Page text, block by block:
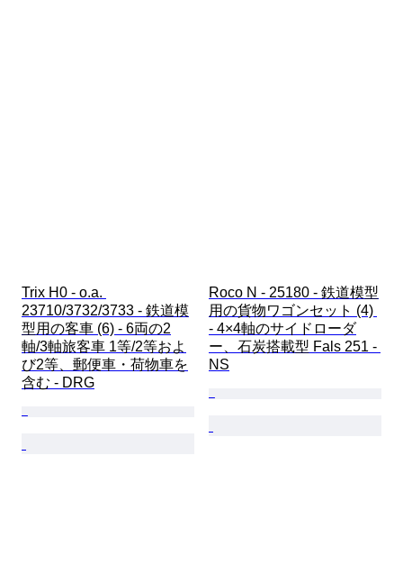
Trix H0 - o.a.
23710/3732/3733 - 鉄道模
型用の客車 (6) - 6両の2
軸/3軸旅客車 1等/2等およ
び2等、郵便車・荷物車を
含む - DRG
Roco N - 25180 - 鉄道模型
用の貨物ワゴンセット (4)
- 4×4軸のサイドローダ
ー、石炭搭載型 Fals 251 -
NS